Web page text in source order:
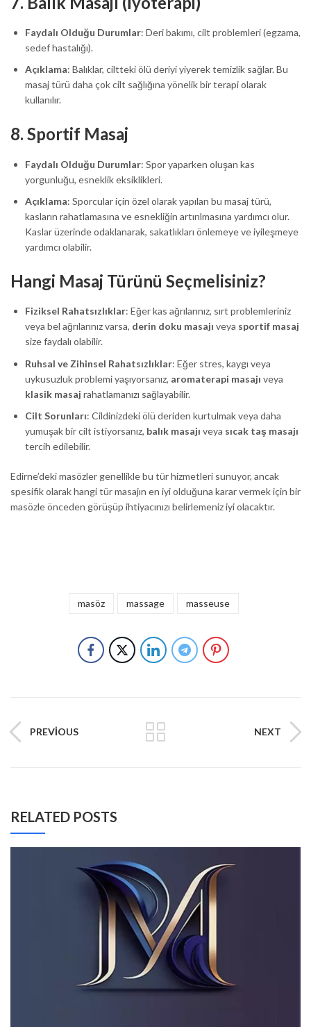
Faydalı Olduğu Durumlar: Deri bakımı, cilt problemleri (egzama,
sedef hastalığı).
Açıklama: Balıklar, ciltteki ölü deriyi yiyerek temizlik sağlar. Bu
masaj türü daha çok cilt sağlığına yönelik bir terapi olarak
kullanılır.
8. Sportif Masaj
Faydalı Olduğu Durumlar: Spor yaparken oluşan kas
yorgunluğu, esneklik eksiklikleri.
Açıklama: Sporcular için özel olarak yapılan bu masaj türü,
kasların rahatlamasına ve esnekliğin artırılmasına yardımcı olur.
Kaslar üzerinde odaklanarak, sakatlıkları önlemeye ve iyileşmeye
yardımcı olabilir.
Hangi Masaj Türünü Seçmelisiniz?
Fiziksel Rahatsızlıklar: Eğer kas ağrılarınız, sırt problemleriniz
veya bel ağrılarınız varsa, derin doku masajı veya sportif masaj
size faydalı olabilir.
Ruhsal ve Zihinsel Rahatsızlıklar: Eğer stres, kaygı veya
uykusuzluk problemi yaşıyorsanız, aromaterapi masajı veya
klasik masaj rahatlamanızı sağlayabilir.
Cilt Sorunları: Cildinizdeki ölü deriden kurtulmak veya daha
yumuşak bir cilt istiyorsanız, balık masajı veya sıcak taş masajı
tercih edilebilir.
Edirne’deki masözler genellikle bu tür hizmetleri sunuyor, ancak
spesifik olarak hangi tür masajın en iyi olduğuna karar vermek için bir
masözle önceden görüşüp ihtiyacınızı belirlemeniz iyi olacaktır.
masöz massage masseuse
PREVIOUS NEXT
RELATED POSTS